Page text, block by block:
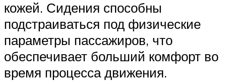
кожей. Сидения способны
подстраиваться под физические
параметры пассажиров, что
обеспечивает больший комфорт во
время процесса движения.